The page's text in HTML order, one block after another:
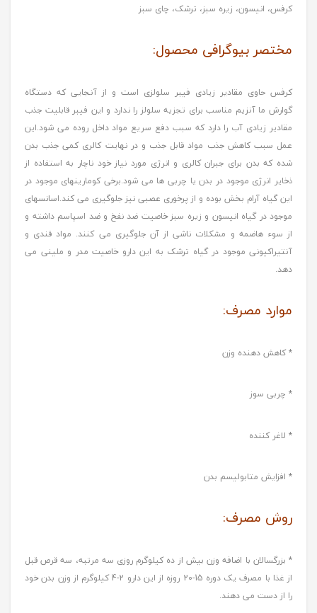
کرفس، انیسون، زیره سبز، ترشک، چای سبز
مختصر بیوگرافی محصول:
کرفس حاوی مقادیر زیادی فیبر سلولزی است و از آنجایی که دستگاه
گوارش ما آنزیم مناسب برای تجزیه سلولز را ندارد و این فیبر قابلیت جذب
مقادیر زیادی آب را دارد که سبب دفع سریع مواد داخل روده می شود.این
عمل سبب کاهش جذب مواد قابل جذب و در نهایت کالری کمی جذب بدن
شده که بدن برای جبران کالری و انرژی مورد نیاز خود ناچار به استفاده از
ذخایر انرژی موجود در بدن یا چربی ها می شود.برخی کومارینهای موجود در
این گیاه آرام بخش بوده و از پرخوری عصبی نیز جلوگیری می کند.اسانسهای
موجود در گیاه انیسون و زیره سبز خاصیت ضد نفخ و ضد اسپاسم داشته و
از سوء هاضمه و مشکلات ناشی از آن جلوگیری می کنند. مواد قندی و
آنتیراکیونی موجود در گیاه ترشک به این دارو خاصیت مدر و ملینی می
دهد.
موارد مصرف:
* کاهش دهنده وزن
* چربی سوز
* لاغر کننده
* افزایش متابولیسم بدن
روش مصرف:
* بزرگسالان با اضافه وزن بیش از ده کیلوگرم روزی سه مرتبه، سه قرص قبل
از غذا با مصرف یک دوره 15-20 روزه از این دارو 2-4 کیلوگرم از وزن بدن خود
را از دست می دهند.